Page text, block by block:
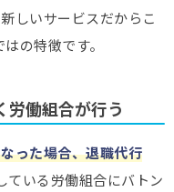
しいサービスだからこ
の特徴です。
働組合が行う
った場合、退職代行
ている労働組合にバトン